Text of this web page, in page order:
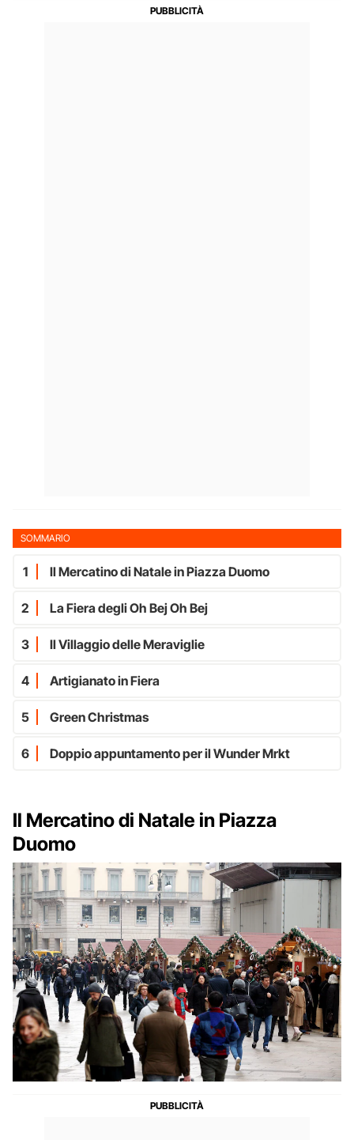
SOMMARIO
1 Il Mercatino di Natale in Piazza Duomo
2 La Fiera degli Oh Bej Oh Bej
3 Il Villaggio delle Meraviglie
4 Artigianato in Fiera
5 Green Christmas
6 Doppio appuntamento per il Wunder Mrkt
Il Mercatino di Natale in Piazza
Duomo